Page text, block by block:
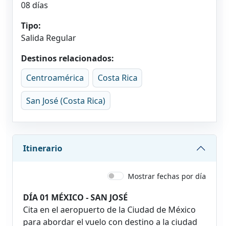
08 días
Tipo:
Salida Regular
Destinos relacionados:
Centroamérica
Costa Rica
San José (Costa Rica)
Itinerario
Mostrar fechas por día
DÍA 01 MÉXICO - SAN JOSÉ
Cita en el aeropuerto de la Ciudad de México
para abordar el vuelo con destino a la ciudad